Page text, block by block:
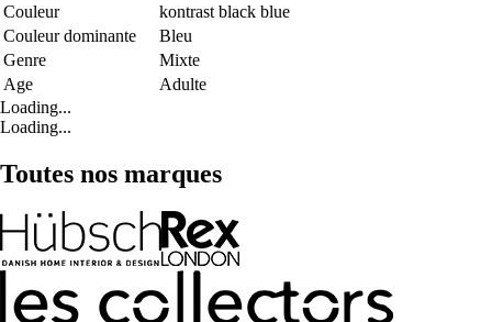
Couleur
kontrast black blue
Couleur dominante
Bleu
Genre
Mixte
Age
Adulte
Loading...
Loading...
Toutes nos marques